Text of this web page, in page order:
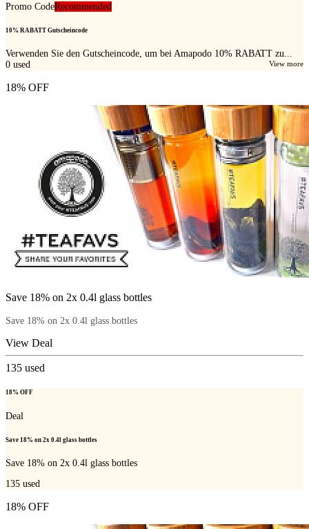
Promo CodeRecommended
10% RABATT Gutscheincode
Verwenden Sie den Gutscheincode, um bei Amapodo 10% RABATT zu...
View more
0 used
18% OFF
Save 18% on 2x 0.4l glass bottles
Save 18% on 2x 0.4l glass bottles
View Deal
135 used
18% OFF
Deal
Save 18% on 2x 0.4l glass bottles
Save 18% on 2x 0.4l glass bottles
135 used
18% OFF